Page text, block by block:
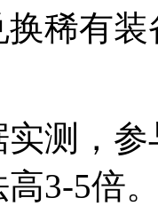
稀有
测，
3-5倍